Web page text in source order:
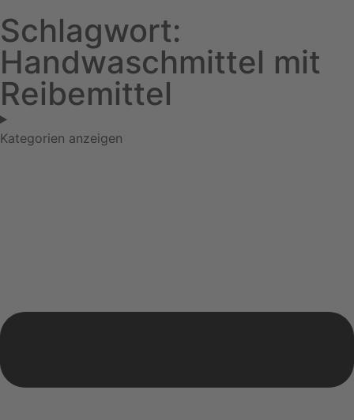
Schlagwort:
Handwaschmittel mit
Reibemittel
Kategorien anzeigen